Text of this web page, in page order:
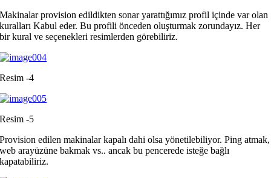
Makinalar provision edildikten sonar yarattığımız profil içinde var olan
kuralları Kabul eder. Bu profili önceden oluşturmak zorundayız. Her
bir kural ve seçenekleri resimlerden görebiliriz.
Resim -4
Resim -5
Provision edilen makinalar kapalı dahi olsa yönetilebiliyor. Ping atmak,
web arayüzüne bakmak vs.. ancak bu pencerede isteğe bağlı
kapatabiliriz.